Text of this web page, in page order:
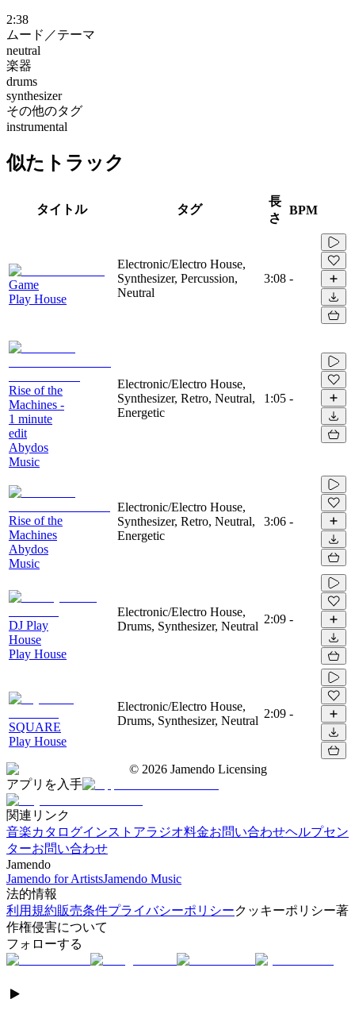
2:38
ムード／テーマ
neutral
楽器
drums
synthesizer
その他のタグ
instrumental
似たトラック
タイトル タグ
長
さ
BPM
Game
Play House
Electronic/Electro House,
Synthesizer, Percussion,
Neutral
3:08 -
Rise of the
Machines -
1 minute
edit
Abydos
Music
Electronic/Electro House,
Synthesizer, Retro, Neutral,
Energetic
1:05 -
Rise of the
Machines
Abydos
Music
Electronic/Electro House,
Synthesizer, Retro, Neutral,
Energetic
3:06 -
DJ Play
House
Play House
Electronic/Electro House,
Drums, Synthesizer, Neutral
2:09 -
SQUARE
Play House
Electronic/Electro House,
Drums, Synthesizer, Neutral
2:09 -
© 2026 Jamendo Licensing
アプリを入手
関連リンク
音楽カタログインストアラジオ料金お問い合わせヘルプセン
ターお問い合わせ
Jamendo
Jamendo for ArtistsJamendo Music
法的情報
利用規約販売条件プライバシーポリシークッキーポリシー著
作権侵害について
フォローする